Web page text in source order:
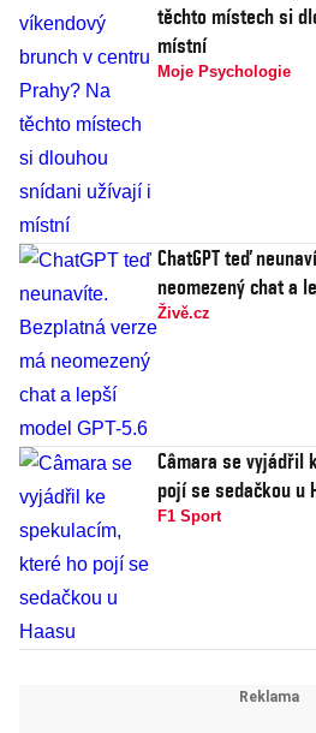
těchto místech si
místní
Moje Psychologie
ChatGPT teď
neomezený chat a
Živě.cz
Câmara se vyjádřil
pojí se sedačkou u
F1 Sport